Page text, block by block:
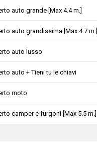
auto grande [Max 4.4 m.]
auto grandissima [Max 4.7 m.]
auto lusso
auto + Tieni tu le chiavi
moto
camper e furgoni [Max 5.5 m.]